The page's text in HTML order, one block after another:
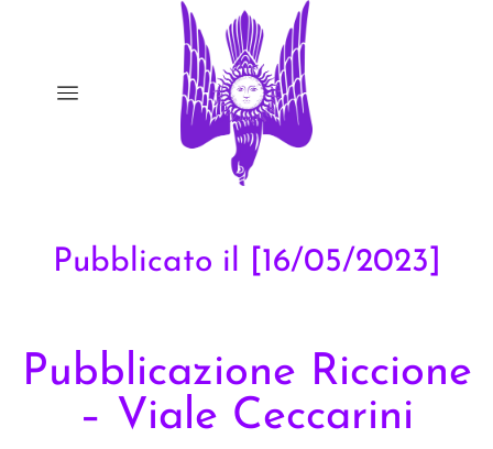
Pubblicato il [16/05/2023]
Pubblicazione Riccione
– Viale Ceccarini